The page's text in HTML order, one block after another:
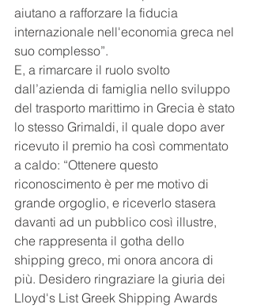
aiutano a rafforzare la fiducia
internazionale nell'economia greca nel
suo complesso”.
E, a rimarcare il ruolo svolto
dall’azienda di famiglia nello sviluppo
del trasporto marittimo in Grecia è stato
lo stesso Grimaldi, il quale dopo aver
ricevuto il premio ha così commentato
a caldo: “Ottenere questo
riconoscimento è per me motivo di
grande orgoglio, e riceverlo stasera
davanti ad un pubblico così illustre,
che rappresenta il gotha dello
shipping greco, mi onora ancora di
più. Desidero ringraziare la giuria dei
Lloyd's List Greek Shipping Awards